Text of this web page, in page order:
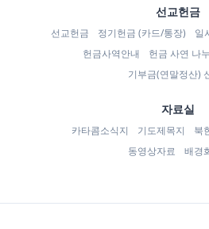
선교헌금
선교헌금 정기헌금 (카드/통장)
일
헌금사역안내
헌금 사연 나
기부금(연말정산)
자료실
카타콤소식지 기도제목지 북
동영상자료
배경